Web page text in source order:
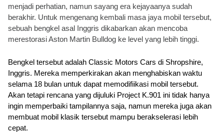
menjadi perhatian, namun sayang era kejayaanya sudah
berakhir. Untuk mengenang kembali masa jaya mobil tersebut,
sebuah bengkel asal Inggris dikabarkan akan mencoba
merestorasi Aston Martin Bulldog ke level yang lebih tinggi.
Bengkel tersebut adalah Classic Motors Cars di Shropshire,
Inggris. Mereka memperkirakan akan menghabiskan waktu
selama 18 bulan untuk dapat memodifiikasi mobil tersebut.
Akan tetapi rencana yang dijuluki Project K.901 ini tidak hanya
ingin memperbaiki tampilannya saja, namun mereka juga akan
membuat mobil klasik tersebut mampu berakselerasi lebih
cepat.